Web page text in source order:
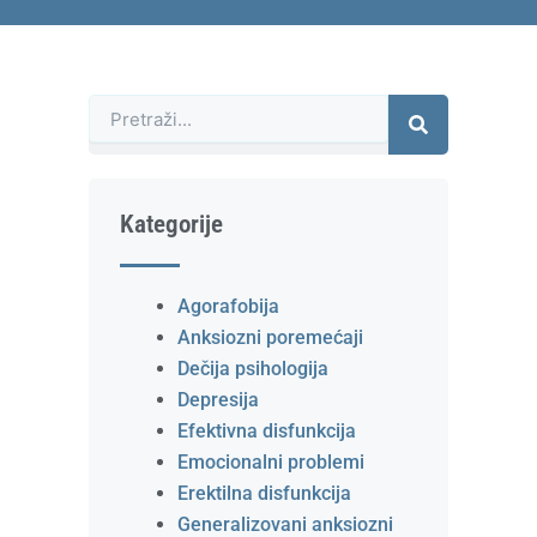
Претрага
Kategorije
Agorafobija
Anksiozni poremećaji
Dečija psihologija
Depresija
Efektivna disfunkcija
Emocionalni problemi
Erektilna disfunkcija
Generalizovani anksiozni